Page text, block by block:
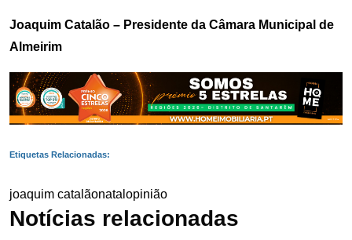
Joaquim Catalão – Presidente da Câmara Municipal de
Almeirim
Etiquetas Relacionadas:
joaquim catalãonatal opinião
Notícias relacionadas